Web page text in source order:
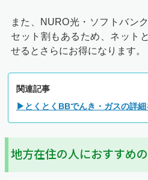
また、NURO光・ソフトバン
セット割もあるため、ネット
せるとさらにお得になります。
関連記事
▶とくとくBBでんき・ガスの詳細
地方在住の人におすすめ